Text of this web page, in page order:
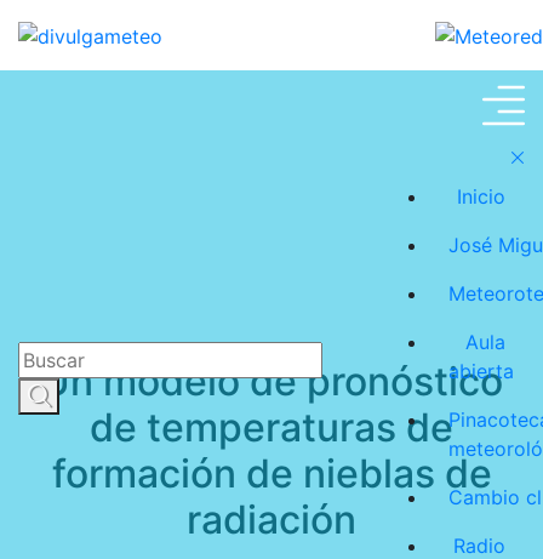
Inicio
José
Aula
abierta
Cambio
Radio
Meteoroteca
Un modelo de pronóstico
de temperaturas de
formación de nieblas de
radiación